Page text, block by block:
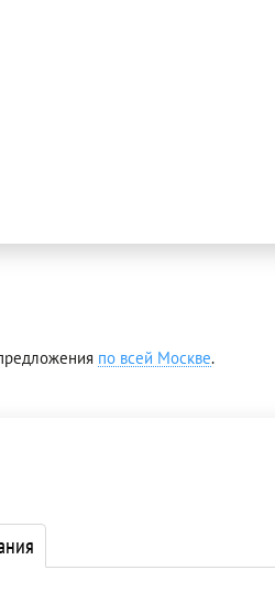
по всей Москве.